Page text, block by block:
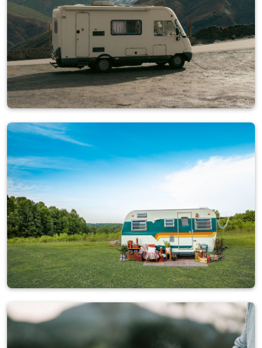
Autocaravanas
4.884 anuncios
Caravanas
2.793 anuncios